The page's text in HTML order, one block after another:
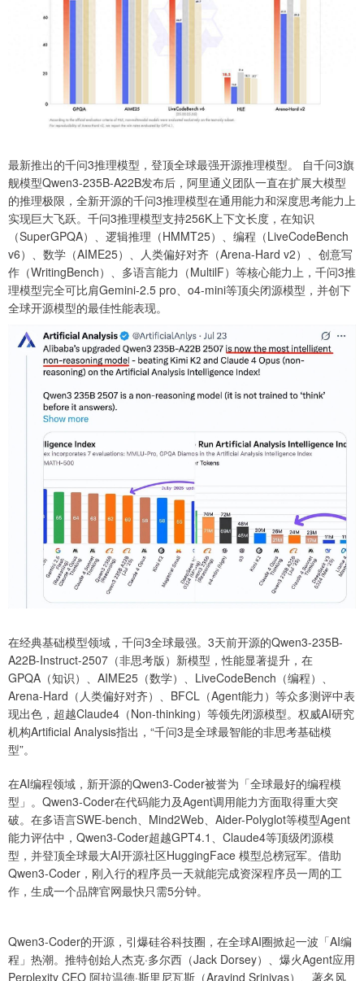
最新推出的千问3推理模型，登顶全球最强开源推理模型。 自千问3旗
舰模型Qwen3-235B-A22B发布后，阿里通义团队一直在扩展大模型
的推理极限，全新开源的千问3推理模型在通用能力和深度思考能力上
实现巨大飞跃。千问3推理模型支持256K上下文长度，在知识
（SuperGPQA）、逻辑推理（HMMT25）、编程（LiveCodeBench
v6）、数学（AIME25）、人类偏好对齐（Arena-Hard v2）、创意写
作（WritingBench）、多语言能力（MultilF）等核心能力上，千问3推
理模型完全可比肩Gemini-2.5 pro、o4-mini等顶尖闭源模型，并创下
全球开源模型的最佳性能表现。
在经典基础模型领域，千问3全球最强。3天前开源的Qwen3-235B-
A22B-Instruct-2507（非思考版）新模型，性能显著提升，在
GPQA（知识）、AIME25（数学）、LiveCodeBench（编程）、
Arena-Hard（人类偏好对齐）、BFCL（Agent能力）等众多测评中表
现出色，超越Claude4（Non-thinking）等领先闭源模型。权威AI研究
机构Artificial Analysis指出，“千问3是全球最智能的非思考基础模
型”。
在AI编程领域，新开源的Qwen3-Coder被誉为「全球最好的编程模
型」。Qwen3-Coder在代码能力及Agent调用能力方面取得重大突
破。在多语言SWE-bench、Mind2Web、Aider-Polyglot等模型Agent
能力评估中，Qwen3-Coder超越GPT4.1、Claude4等顶级闭源模
型，并登顶全球最大AI开源社区HuggingFace 模型总榜冠军。借助
Qwen3-Coder，刚入行的程序员一天就能完成资深程序员一周的工
作，生成一个品牌官网最快只需5分钟。
Qwen3-Coder的开源，引爆硅谷科技圈，在全球AI圈掀起一波「AI编
程」热潮。推特创始人杰克·多尔西（Jack Dorsey）、爆火Agent应用
Perplexity CEO 阿拉温德·斯里尼瓦斯（Aravind Srinivas）、著名风